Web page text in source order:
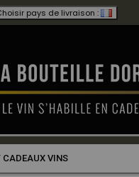
pays de livraison :
CADEAUX VINS